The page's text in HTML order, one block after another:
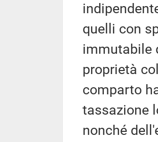
quelli con
immutabile
proprietà
comparto
tassazione
nonché